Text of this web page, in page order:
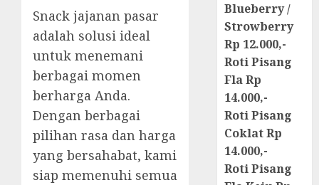
Snack jajanan pasar
adalah solusi ideal
untuk menemani
berbagai momen
berharga Anda.
Dengan berbagai
pilihan rasa dan harga
yang bersahabat, kami
siap memenuhi semua
Blueberry /
Strowberry
Rp 12.000,-
Roti Pisang
Fla Rp
14.000,-
Roti Pisang
Coklat Rp
14.000,-
Roti Pisang